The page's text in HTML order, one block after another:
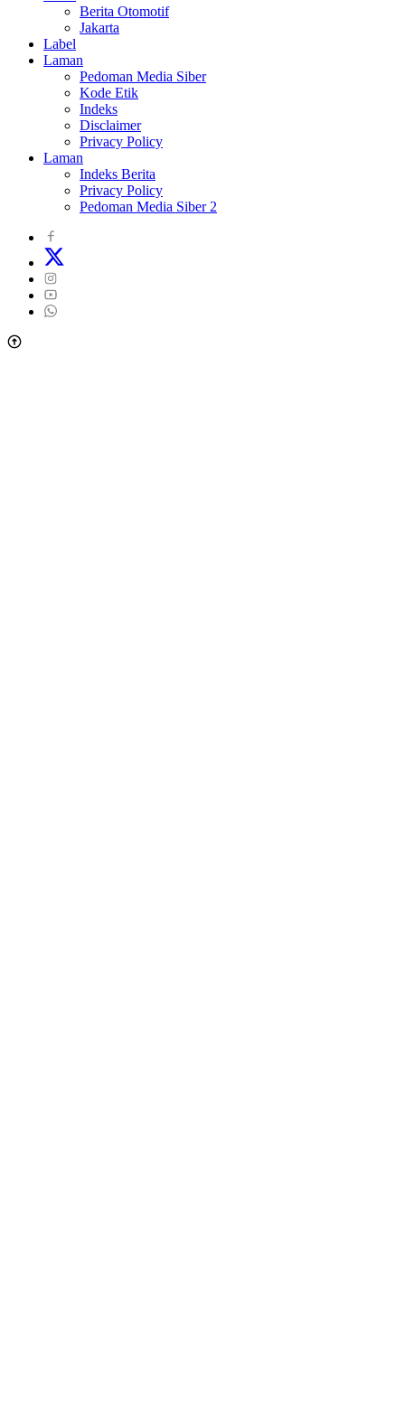
Berita Otomotif
Jakarta
Label
Laman
Pedoman Media Siber
Kode Etik
Indeks
Disclaimer
Privacy Policy
Laman
Indeks Berita
Privacy Policy
Pedoman Media Siber 2